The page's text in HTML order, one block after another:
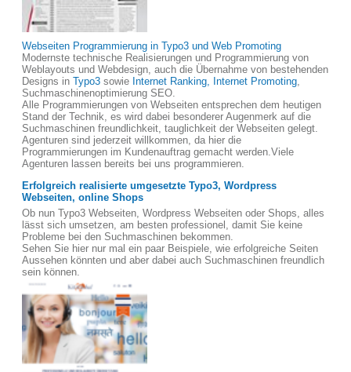
Webseiten Programmierung in Typo3 und Web Promoting
Modernste technische Realisierungen und Programmierung von
Weblayouts und Webdesign, auch die Übernahme von bestehenden
Designs in Typo3 sowie Internet Ranking, Internet Promoting,
Suchmaschinenoptimierung SEO.
Alle Programmierungen von Webseiten entsprechen dem heutigen
Stand der Technik, es wird dabei besonderer Augenmerk auf die
Suchmaschinen freundlichkeit, tauglichkeit der Webseiten gelegt.
Agenturen sind jederzeit willkommen, da hier die
Programmierungen im Kundenauftrag gemacht werden.Viele
Agenturen lassen bereits bei uns programmieren.
Erfolgreich realisierte umgesetzte Typo3, Wordpress
Webseiten, online Shops
Ob nun Typo3 Webseiten, Wordpress Webseiten oder Shops, alles
lässt sich umsetzen, am besten professionel, damit Sie keine
Probleme bei den Suchmaschinen bekommen.
Sehen Sie hier nur mal ein paar Beispiele, wie erfolgreiche Seiten
Aussehen könnten und aber dabei auch Suchmaschinen freundlich
sein können.